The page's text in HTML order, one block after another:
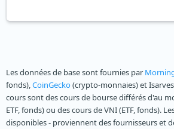
Les données de base sont fournies par
fonds),CoinGecko(crypto-monnaies) et
cours sont des cours de bourse différés d'au
ETF, fonds) ou des cours de VNI (ETF, fonds).
disponibles - proviennent des fournisseurs et